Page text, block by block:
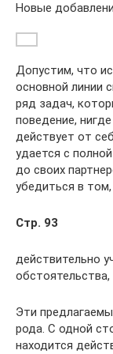
Новые
Допустим, что
основ­ной линии
ряд задач,
поведение,
действует от
удается с
до своих
убедиться в
Стр. 93
действительно
Эти
ро­да. С одной
находится